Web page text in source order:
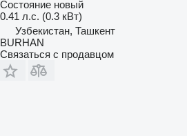
Состояние новый
0.41 л.с. (0.3 кВт)
Узбекистан, Ташкент
BURHAN
Связаться с продавцом